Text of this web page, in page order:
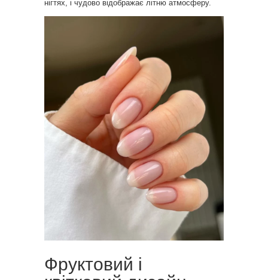
нігтях, і чудово відображає літню атмосферу.
Фруктовий і